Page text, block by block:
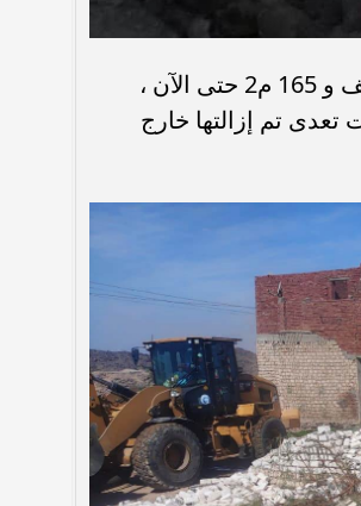
وفي هذا الصدد ، تم إزالة 207 حالة تعدى بمساحة ، وصلت إلى 159 ألف و 165 م2 حتى الآن ،
تم إزالتها خارج